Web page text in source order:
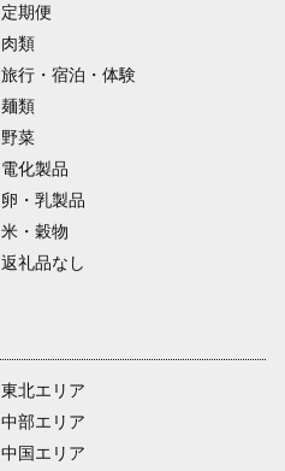
定期便
肉類
旅行・宿泊・体験
麺類
野菜
電化製品
卵・乳製品
米・穀物
返礼品なし
東北エリア
中部エリア
中国エリア